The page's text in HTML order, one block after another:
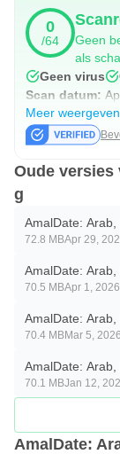
• Deel foto's,
• Videochat:
• Gebruik Let's
bereiken.
🔒 Ingebouwde
Date met
gebruikers. U
vertrouwen als
Hoe lang je
en Arabische
0
/64
Geen
als
Geen virus
Scan datum:
Meer weergeven
Oude versies
g
AmalDate:
72.8 MBApr 29,
AmalDate:
70.5 MBApr 1, 2026
AmalDate:
70.4 MBMar 5, 2026
AmalDate:
70.1 MBJan 12,
AmalDate: